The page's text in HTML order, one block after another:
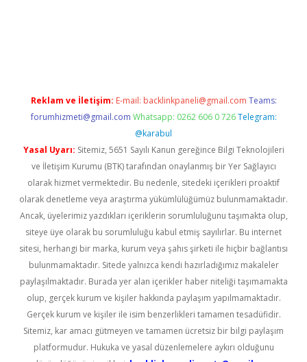
Reklam ve İletişim: E-mail: backlinkpaneli@gmail.com Teams:
forumhizmeti@gmail.com Whatsapp: 0262 606 0 726 Telegram:
@karabul
Yasal Uyarı: Sitemiz, 5651 Sayılı Kanun gereğince Bilgi Teknolojileri
ve İletişim Kurumu (BTK) tarafından onaylanmış bir Yer Sağlayıcı
olarak hizmet vermektedir. Bu nedenle, sitedeki içerikleri proaktif
olarak denetleme veya araştırma yükümlülüğümüz bulunmamaktadır.
Ancak, üyelerimiz yazdıkları içeriklerin sorumluluğunu taşımakta olup,
siteye üye olarak bu sorumluluğu kabul etmiş sayılırlar. Bu internet
sitesi, herhangi bir marka, kurum veya şahıs şirketi ile hiçbir bağlantısı
bulunmamaktadır. Sitede yalnızca kendi hazırladığımız makaleler
paylaşılmaktadır. Burada yer alan içerikler haber niteliği taşımamakta
olup, gerçek kurum ve kişiler hakkında paylaşım yapılmamaktadır.
Gerçek kurum ve kişiler ile isim benzerlikleri tamamen tesadüfidir.
Sitemiz, kar amacı gütmeyen ve tamamen ücretsiz bir bilgi paylaşım
platformudur. Hukuka ve yasal düzenlemelere aykırı olduğunu